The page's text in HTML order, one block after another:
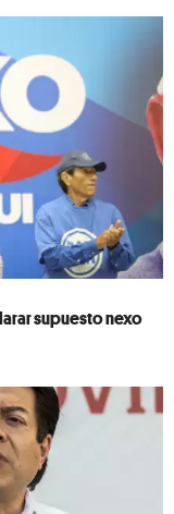
supuesto nexo